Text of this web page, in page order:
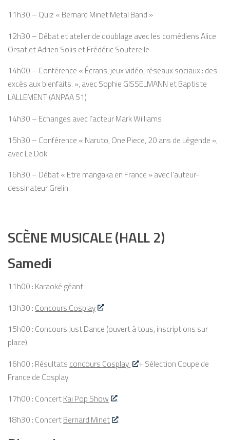
11h30 – Quiz « Bernard Minet Metal Band »
12h30 – Débat et atelier de doublage avec les comédiens Alice
Orsat et Adrien Solis et Frédéric Souterelle
14h00 – Conférence « Écrans, jeux vidéo, réseaux sociaux : des
excès aux bienfaits. », avec Sophie GISSELMANN et Baptiste
LALLEMENT (ANPAA 51)
14h30 – Echanges avec l’acteur Mark Williams
15h30 – Conférence « Naruto, One Piece, 20 ans de Légende »,
avec Le Dok
16h30 – Débat « Etre mangaka en France » avec l’auteur-
dessinateur Grelin
SCÈNE MUSICALE (HALL 2)
Samedi
11h00 : Karaoké géant
13h30 : Concours Cosplay
15h00 : Concours Just Dance (ouvert à tous, inscriptions sur
place)
16h00 : Résultats concours Cosplay
+ Sélection Coupe de
France de Cosplay
17h00 : ConcertKai Pop Show
18h30 : ConcertBernard Minet